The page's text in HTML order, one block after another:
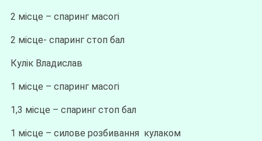
2 місце – спаринг масогі
2 місце- спаринг стоп бал
Кулік Владислав
1 місце – спаринг масогі
1,3 місце – спаринг стоп бал
1 місце – силове розбивання кулаком